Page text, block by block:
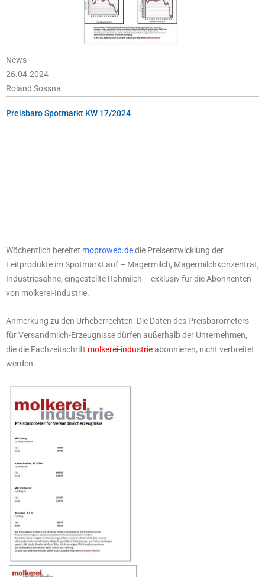
News
26.04.2024
Roland Sossna
Preisbaro Spotmarkt KW 17/2024
Wöchentlich bereitet moproweb.dedie Preisentwicklung der
Leitprodukte im Spotmarkt auf – Magermilch, Magermilchkonzentrat,
Industriesahne, eingestellte Rohmilch – exklusiv für die Abonnenten
von molkerei-Industrie.
Anmerkung zu den Urheberrechten: Die Daten des Preisbarometers
für Versandmilch-Erzeugnisse dürfen außerhalb der Unternehmen,
die die Fachzeitschrift molkerei-industrieabonnieren, nicht verbreitet
werden.